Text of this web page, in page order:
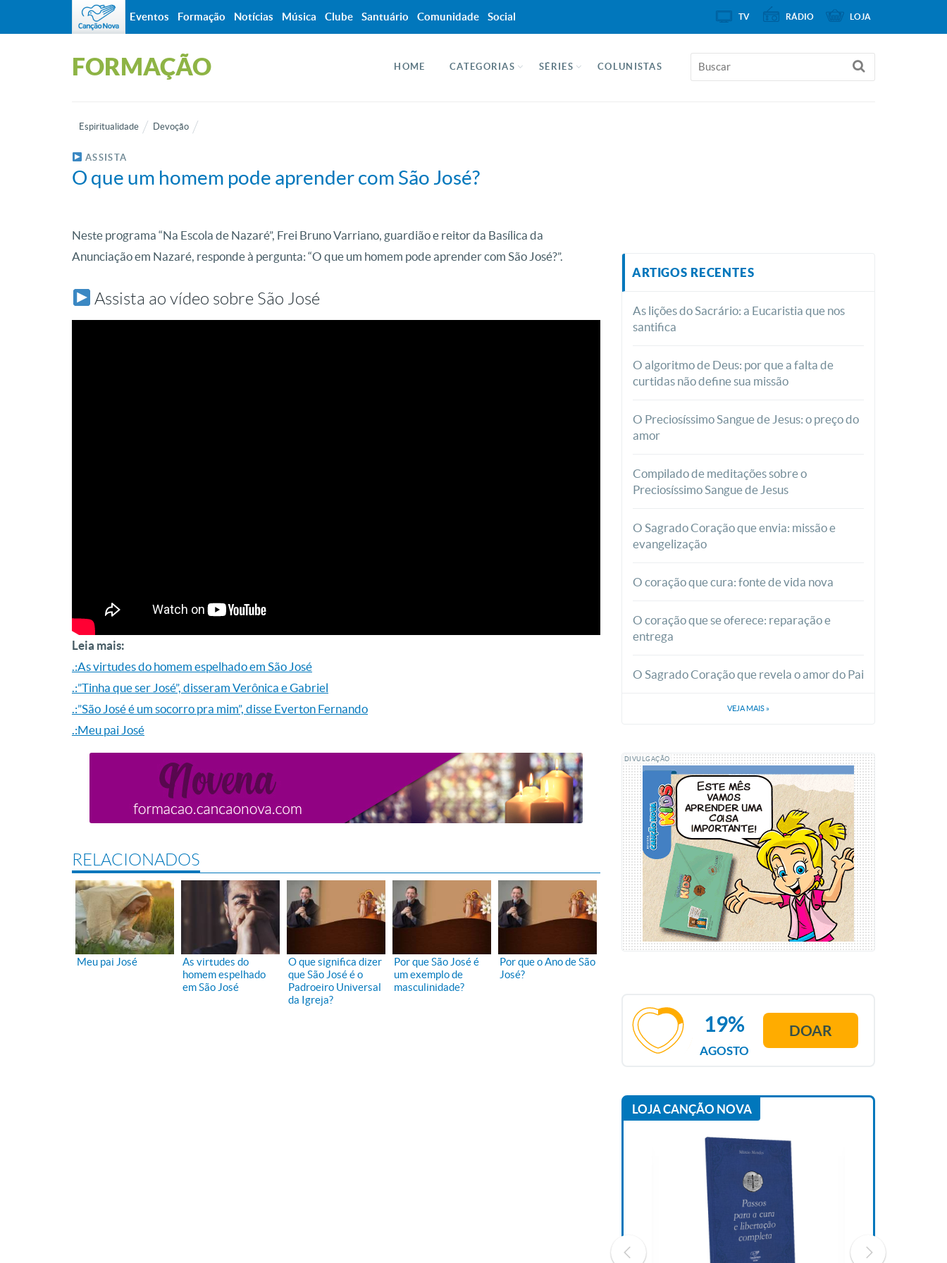
FORMAÇÃO HOME CATEGORIAS SÉRIES COLUNISTAS
Espiritualidade Devoção
ASSISTA
O que um homem pode aprender com São José?
Neste programa “Na Escola de Nazaré”, Frei Bruno Varriano, guardião e reitor da Basílica da
Anunciação em Nazaré, responde à pergunta: “O que um homem pode aprender com São José?”.
Assista ao vídeo sobre São José
Leia mais:
.:As virtudes do homem espelhado em São José
.:”Tinha que ser José”, disseram Verônica e Gabriel
.:”São José é um socorro pra mim”, disse Everton Fernando
.:Meu pai José
RELACIONADOS
Meu pai José
As virtudes do
homem espelhado
em São José
O que significa dizer
que São José é o
Padroeiro Universal
da Igreja?
Por que São José é
um exemplo de
masculinidade?
Por que o Ano de São
José?
ARTIGOS RECENTES
As lições do Sacrário: a Eucaristia que nos
santifica
O algoritmo de Deus: por que a falta de
curtidas não define sua missão
O Preciosíssimo Sangue de Jesus: o preço do
amor
Compilado de meditações sobre o
Preciosíssimo Sangue de Jesus
O Sagrado Coração que envia: missão e
evangelização
O coração que cura: fonte de vida nova
O coração que se oferece: reparação e
entrega
O Sagrado Coração que revela o amor do Pai
VEJA MAIS »
DIVULGAÇÃO
AGOSTO
19% DOAR
LOJA CANÇÃO NOVA
Eventos Formação Notícias Música Clube Santuário Comunidade Social TV RÁDIO LOJA